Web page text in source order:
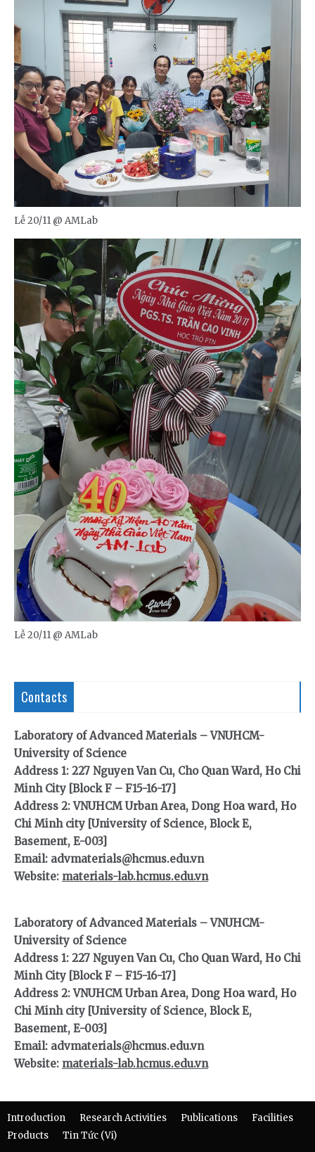
Lễ 20/11 @ AMLab
Lễ 20/11 @ AMLab
Contacts
Laboratory of Advanced Materials – VNUHCM-
University of Science
Address 1: 227 Nguyen Van Cu, Cho Quan Ward, Ho Chi
Minh City [Block F – F15-16-17]
Address 2: VNUHCM Urban Area, Dong Hoa ward, Ho
Chi Minh city [University of Science, Block E,
Basement, E-003]
Email: advmaterials@hcmus.edu.vn
Website: materials-lab.hcmus.edu.vn
Laboratory of Advanced Materials – VNUHCM-
University of Science
Address 1: 227 Nguyen Van Cu, Cho Quan Ward, Ho Chi
Minh City [Block F – F15-16-17]
Address 2: VNUHCM Urban Area, Dong Hoa ward, Ho
Chi Minh city [University of Science, Block E,
Basement, E-003]
Email: advmaterials@hcmus.edu.vn
Website: materials-lab.hcmus.edu.vn
Introduction Research Activities Publications
Facilities
Products
Tin Tức (Vi)